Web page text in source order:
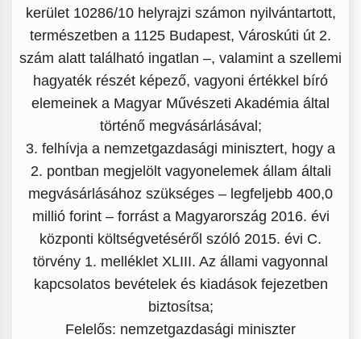
kerület 10286/10 helyrajzi számon nyilvántartott,
természetben a 1125 Budapest, Városkúti út 2.
szám alatt található ingatlan –, valamint a szellemi
hagyaték részét képező, vagyoni értékkel bíró
elemeinek a Magyar Művészeti Akadémia által
történő megvásárlásával;
3. felhívja a nemzetgazdasági minisztert, hogy a
2. pontban megjelölt vagyonelemek állam általi
megvásárlásához szükséges – legfeljebb 400,0
millió forint – forrást a Magyarország 2016. évi
központi költségvetéséről szóló 2015. évi C.
törvény 1. melléklet XLIII. Az állami vagyonnal
kapcsolatos bevételek és kiadások fejezetben
biztosítsa;
Felelős: nemzetgazdasági miniszter